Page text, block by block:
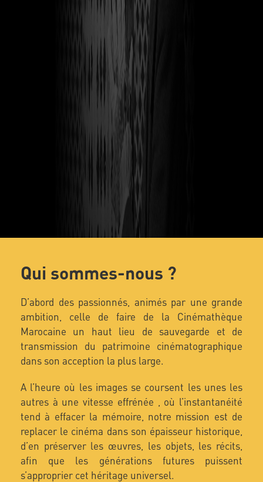
Qui sommes-nous ?
D’abord des passionnés, animés par une grande
ambition, celle de faire de la Cinémathèque
Marocaine un haut lieu de sauvegarde et de
transmission du patrimoine cinématographique
dans son acception la plus large.
A l’heure où les images se coursent les unes les
autres à une vitesse effrénée , où l’instantanéité
tend à effacer la mémoire, notre mission est de
replacer le cinéma dans son épaisseur historique,
d’en préserver les œuvres, les objets, les récits,
afin que les générations futures puissent
s’approprier cet héritage universel.